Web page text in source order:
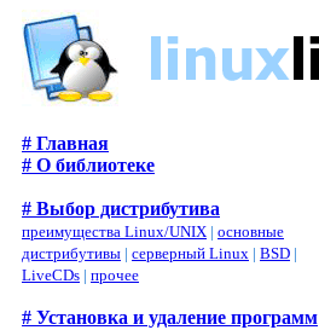
# Главная
# О библиотеке
# Выбор дистрибутива
преимущества Linux/UNIX | основные
дистрибутивы | серверный Linux | BSD |
LiveCDs | прочее
# Установка и удаление программ